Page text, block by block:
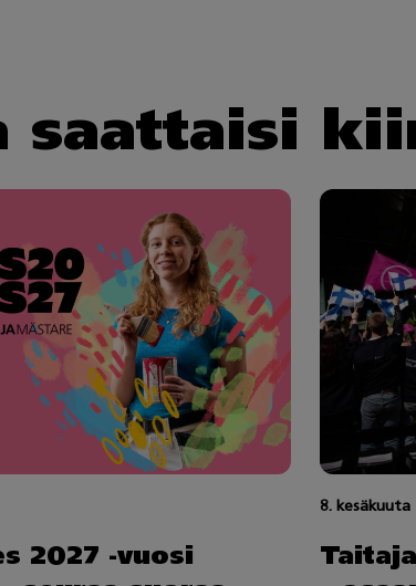
saattaisi
2027 -vuosi
8. kesäkuuta